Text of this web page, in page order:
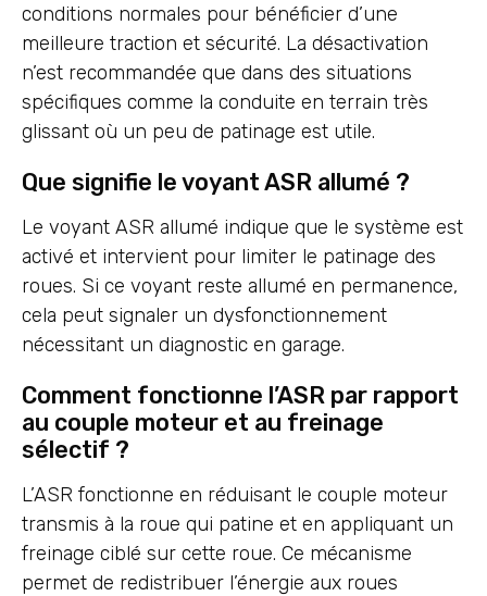
conditions normales pour bénéficier d’une
meilleure traction et sécurité. La désactivation
n’est recommandée que dans des situations
spécifiques comme la conduite en terrain très
glissant où un peu de patinage est utile.
Que signifie le voyant ASR allumé ?
Le voyant ASR allumé indique que le système est
activé et intervient pour limiter le patinage des
roues. Si ce voyant reste allumé en permanence,
cela peut signaler un dysfonctionnement
nécessitant un diagnostic en garage.
Comment fonctionne l’ASR par rapport
au couple moteur et au freinage
sélectif ?
L’ASR fonctionne en réduisant le couple moteur
transmis à la roue qui patine et en appliquant un
freinage ciblé sur cette roue. Ce mécanisme
permet de redistribuer l’énergie aux roues